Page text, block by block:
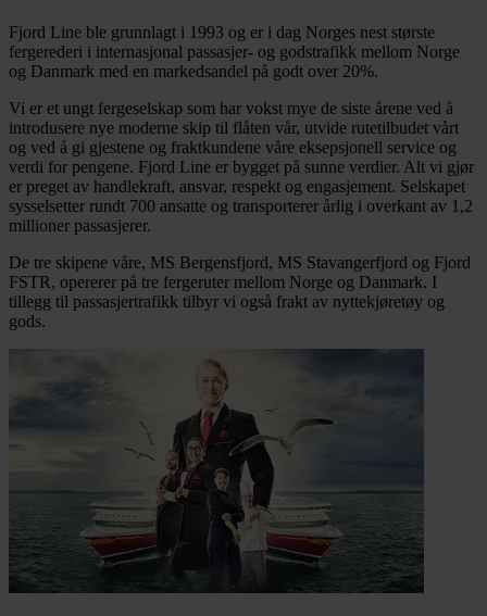
Fjord Line ble grunnlagt i 1993 og er i dag Norges nest største
fergerederi i internasjonal passasjer- og godstrafikk mellom Norge
og Danmark med en markedsandel på godt over 20%.
Vi er et ungt fergeselskap som har vokst mye de siste årene ved å
introdusere nye moderne skip til flåten vår, utvide rutetilbudet vårt
og ved å gi gjestene og fraktkundene våre eksepsjonell service og
verdi for pengene. Fjord Line er bygget på sunne verdier. Alt vi gjør
er preget av handlekraft, ansvar, respekt og engasjement. Selskapet
sysselsetter rundt 700 ansatte og transporterer årlig i overkant av 1,2
millioner passasjerer.
De tre skipene våre, MS Bergensfjord, MS Stavangerfjord og Fjord
FSTR, opererer på tre fergeruter mellom Norge og Danmark. I
tillegg til passasjertrafikk tilbyr vi også frakt av nyttekjøretøy og
gods.